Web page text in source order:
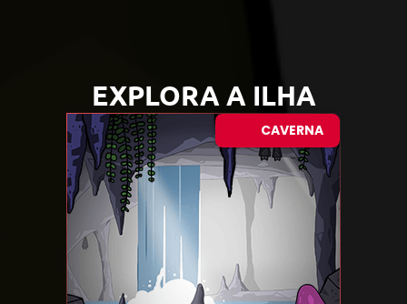
EXPLORA A ILHA
CAVERNA